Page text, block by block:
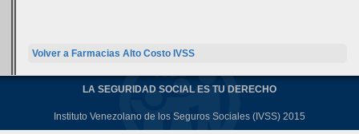
Volver a Farmacias Alto Costo IVSS
LA SEGURIDAD SOCIAL ES TU DERECHO
Instituto Venezolano de los Seguros Sociales (IVSS) 2015